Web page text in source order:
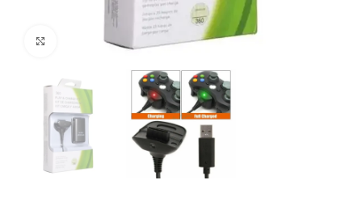
Click to enlarge